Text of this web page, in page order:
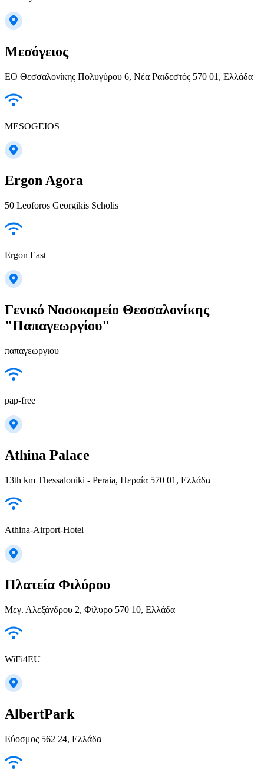
Μεσόγειος
ΕΟ Θεσσαλονίκης Πολυγύρου 6, Νέα Ραιδεστός 570 01, Ελλάδα
MESOGEIOS
Ergon Agora
50 Leoforos Georgikis Scholis
Ergon East
Γενικό Νοσοκομείο Θεσσαλονίκης
"Παπαγεωργίου"
παπαγεωργιου
pap-free
Athina Palace
13th km Thessaloniki - Peraia, Περαία 570 01, Ελλάδα
Athina-Airport-Hotel
Πλατεία Φιλύρου
Μεγ. Αλεξάνδρου 2, Φίλυρο 570 10, Ελλάδα
WiFi4EU
AlbertPark
Εύοσμος 562 24, Ελλάδα